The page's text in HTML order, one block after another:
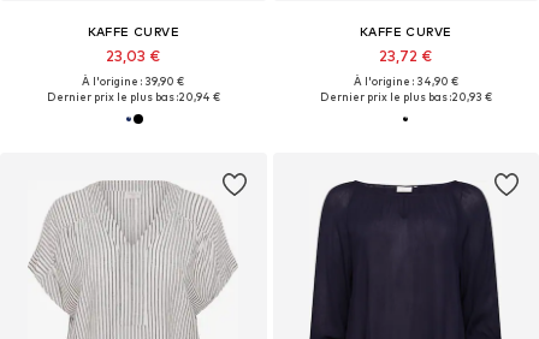
KAFFE CURVE
23,03 €
À l'origine : 39,90 €
Dernier prix le plus bas :20,94 €
KAFFE CURVE
23,72 €
À l'origine : 34,90 €
Dernier prix le plus bas :20,93 €